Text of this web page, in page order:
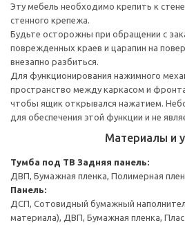
Эту мебель необходимо крепить к
стенного крепежа.
Будьте осторожны при обращении с
поврежденных краев и царапин на
внезапно разбиться.
Для функционирования нажимного
пространство между каркасом и
чтобы ящик открывался нажатием.
для обеспечения этой функции и не
Материалы и
Тумба под ТВ Задняя панель:
ДВП, Бумажная пленка, Полимерная
Панель:
ДСП, Сотовидный бумажный
материала), ДВП, Бумажная пленка,